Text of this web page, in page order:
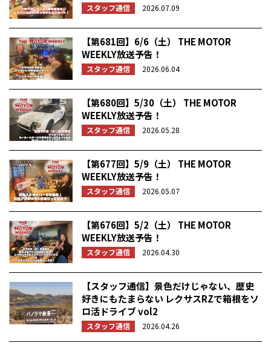
スタッフ通信 2026.07.09
【第681回】6/6（土） THE MOTOR
WEEKLY放送予告！
スタッフ通信 2026.06.04
【第680回】5/30（土） THE MOTOR
WEEKLY放送予告！
スタッフ通信 2026.05.28
【第677回】5/9（土） THE MOTOR
WEEKLY放送予告！
スタッフ通信 2026.05.07
【第676回】5/2（土） THE MOTOR
WEEKLY放送予告！
スタッフ通信 2026.04.30
【スタッフ通信】景色だけじゃない、歴史
好きにもたまらない レクサスRZで箱根をソ
ロ活ドライブ vol2
スタッフ通信 2026.04.26